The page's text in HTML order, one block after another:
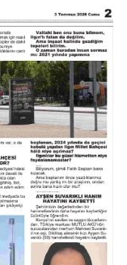
Gümüşhane
Hakkari
Hatay
Isparta
Mersin
İstanbul
İzmir
Kars